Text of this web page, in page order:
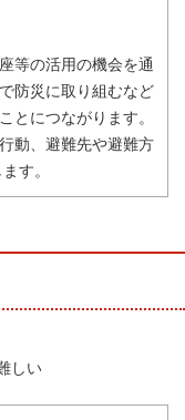
等の活用の機会を通
防災に取り組むなど
とにつながります。
動、避難先や避難方
す。
しい